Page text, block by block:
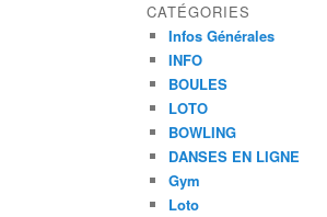
CATÉGORIES
Infos Générales
INFO
BOULES
LOTO
BOWLING
DANSES EN LIGNE
Gym
Loto